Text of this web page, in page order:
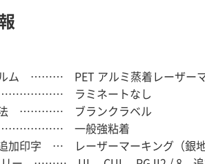
ム ……… PET アルミ蒸着レーザーマ
ラミネートなし
法 ………… ブランクラベル
一般強粘着
加印字 … レーザーマーキング（銀地